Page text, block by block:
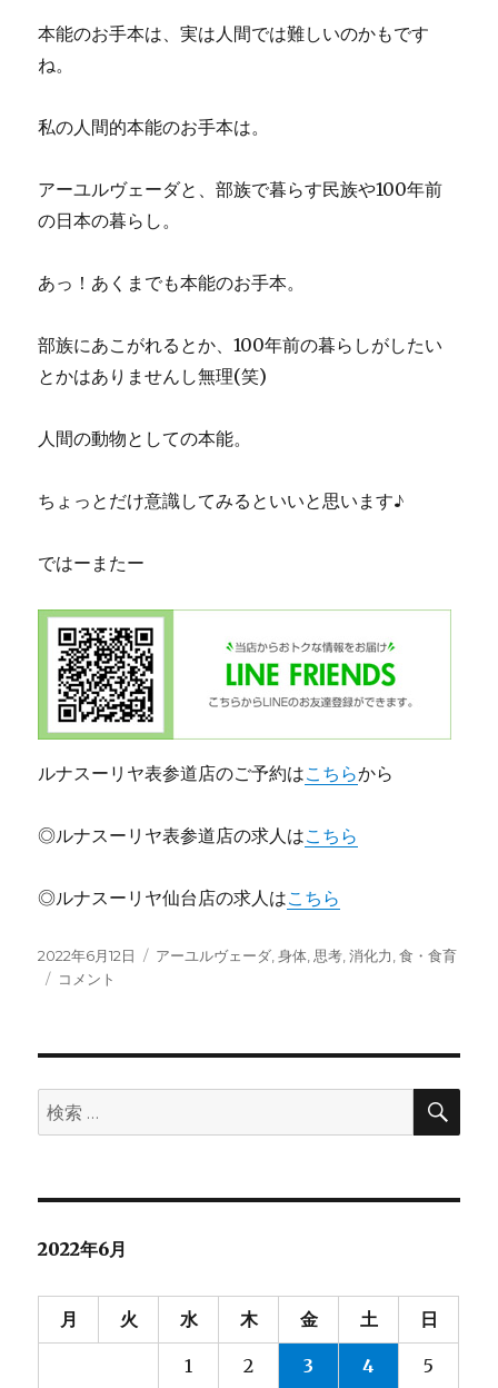
本能のお手本は、実は人間では難しいのかもです
ね。
私の人間的本能のお手本は。
アーユルヴェーダと、部族で暮らす民族や100年前
の日本の暮らし。
あっ！あくまでも本能のお手本。
部族にあこがれるとか、100年前の暮らしがしたい
とかはありませんし無理(笑)
人間の動物としての本能。
ちょっとだけ意識してみるといいと思います♪
ではーまたー
ルナスーリヤ表参道店のご予約はこちらから
◎ルナスーリヤ表参道店の求人はこちら
◎ルナスーリヤ仙台店の求人はこちら
投
稿
2022年6月12日
カ
アーユルヴェーダ ,身体 思考 ,消化力 ,食・食育
本
コメント
検
索:
検
2022年6月
月 火 水 木 金 土 日
1 2 3 4 5